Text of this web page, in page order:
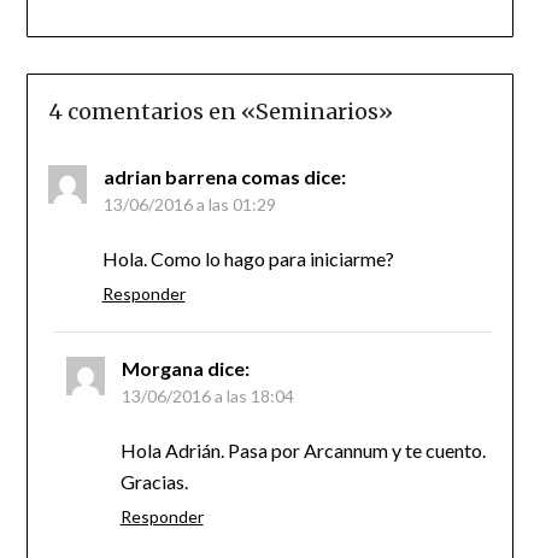
4 comentarios en «Seminarios»
adrian barrena comas dice:
13/06/2016 a las 01:29
Hola. Como lo hago para iniciarme?
Responder
Morgana dice:
13/06/2016 a las 18:04
Hola Adrián. Pasa por Arcannum y te cuento.
Gracias.
Responder